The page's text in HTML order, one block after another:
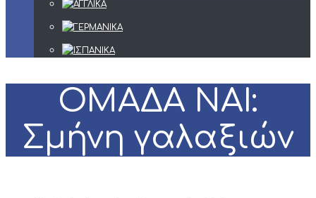
ΟΜΑΔΑ ΝΑΙ:
Σμήνη γαλαξιών